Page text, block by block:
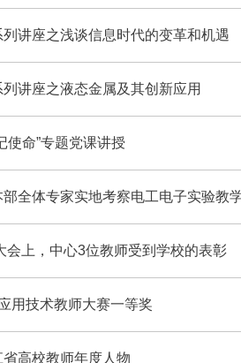
讲座之浅谈信息时代的变革和机遇
讲座之液态金属及其创新应用
使命”专题党课讲授
全体专家实地考察电工电子实验教
会上，中心3位教师受到学校的表彰
用技术教师大赛一等奖
高校教师年度人物